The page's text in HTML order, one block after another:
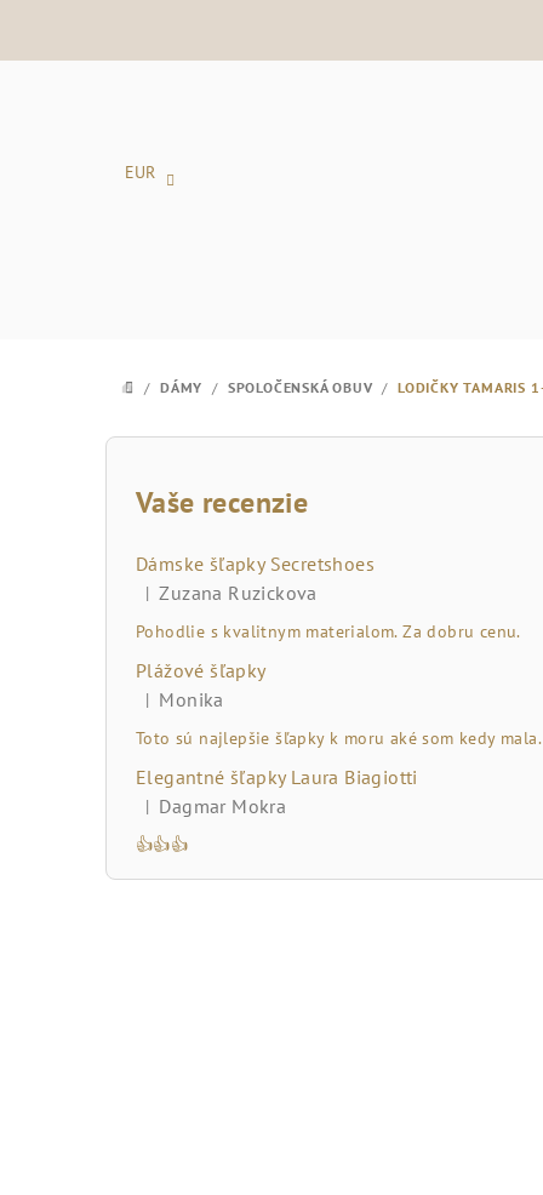
EUR
DOMOV
/ DÁMY / SPOLOČENSKÁ OBUV / LODIČKY TAMARIS
B
l
Vaše recenzie
Dámske šľapky Secretshoes
Hodnotenie produktu je 5 z 5 hviezdičiek.
| Zuzana Ruzickova
Pohodlie s kvalitnym materialom. Za dobru cenu.
Plážové šľapky
Hodnotenie produktu je 5 z 5 hviezdičiek.
| Monika
Toto sú najlepšie šľapky k moru aké som kedy mala.
Elegantné šľapky Laura Biagiotti
Hodnotenie produktu je 5 z 5 hviezdičiek.
| Dagmar Mokra
👍👍👍